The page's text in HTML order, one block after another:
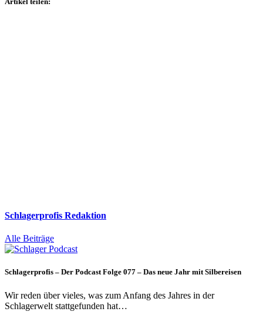
Schlagerprofis Redaktion
Alle Beiträge
Schlagerprofis – Der Podcast Folge 077 – Das neue Jahr mit Silbereisen
Wir reden über vieles, was zum Anfang des Jahres in der
Schlagerwelt stattgefunden hat…